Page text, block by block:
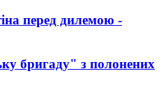
перед дилемою -
бригаду" з полонених